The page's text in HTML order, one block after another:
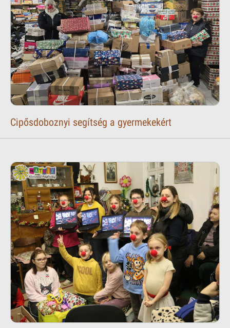
Cipősdoboznyi segítség a gyermekekért